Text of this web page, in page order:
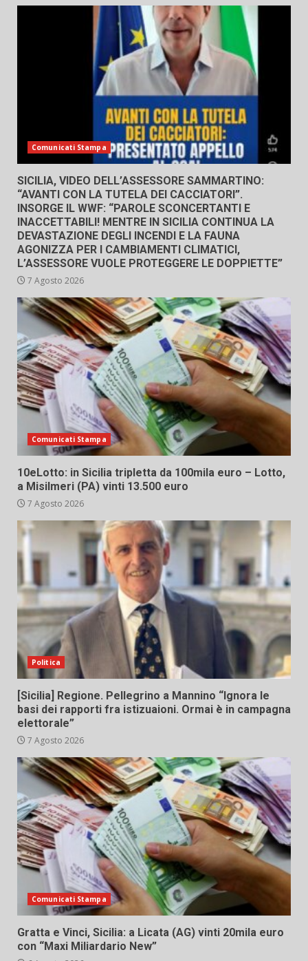
Comunicati Stampa
SICILIA, VIDEO DELL’ASSESSORE SAMMARTINO:
“AVANTI CON LA TUTELA DEI CACCIATORI”.
INSORGE IL WWF: “PAROLE SCONCERTANTI E
INACCETTABILI! MENTRE IN SICILIA CONTINUA LA
DEVASTAZIONE DEGLI INCENDI E LA FAUNA
AGONIZZA PER I CAMBIAMENTI CLIMATICI,
L’ASSESSORE VUOLE PROTEGGERE LE DOPPIETTE”
7 Agosto 2026
Comunicati Stampa
10eLotto: in Sicilia tripletta da 100mila euro – Lotto,
a Misilmeri (PA) vinti 13.500 euro
7 Agosto 2026
Politica
[Sicilia] Regione. Pellegrino a Mannino “Ignora le
basi dei rapporti fra istizuaioni. Ormai è in campagna
elettorale”
7 Agosto 2026
Comunicati Stampa
Gratta e Vinci, Sicilia: a Licata (AG) vinti 20mila euro
con “Maxi Miliardario New”